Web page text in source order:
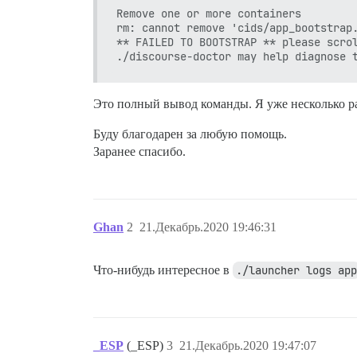
Remove one or more containers
rm: cannot remove 'cids/
** FAILED TO BOOTSTRAP ** please
Это полный вывод команды. Я уже несколько
Буду благодарен за любую помощь.
Заранее спасибо.
Ghan 21.Декабрь.2020 19:46:31
2
Что-нибудь интересное в ./launcher logs app
_ESP (_ESP) 21.Декабрь.2020 19:47:07
3